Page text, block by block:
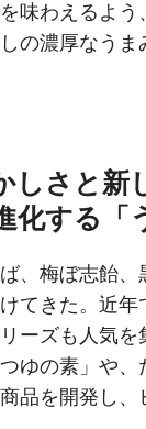
味わえるよう
の濃厚なう
しさと新
化する「
、梅ぼ志飴
てきた。近
ーズも人気
ゆの素」や
品を開発し、